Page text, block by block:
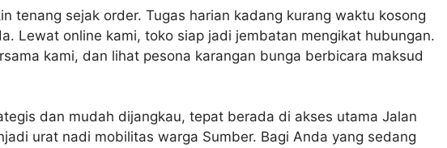
tenang sejak order. Tugas harian kadang kurang waktu kosong
Lewat online kami, toko siap jadi jembatan mengikat hubungan.
kami, dan lihat pesona karangan bunga berbicara maksud
dan mudah dijangkau, tepat berada di akses utama Jalan
urat nadi mobilitas warga Sumber. Bagi Anda yang sedang